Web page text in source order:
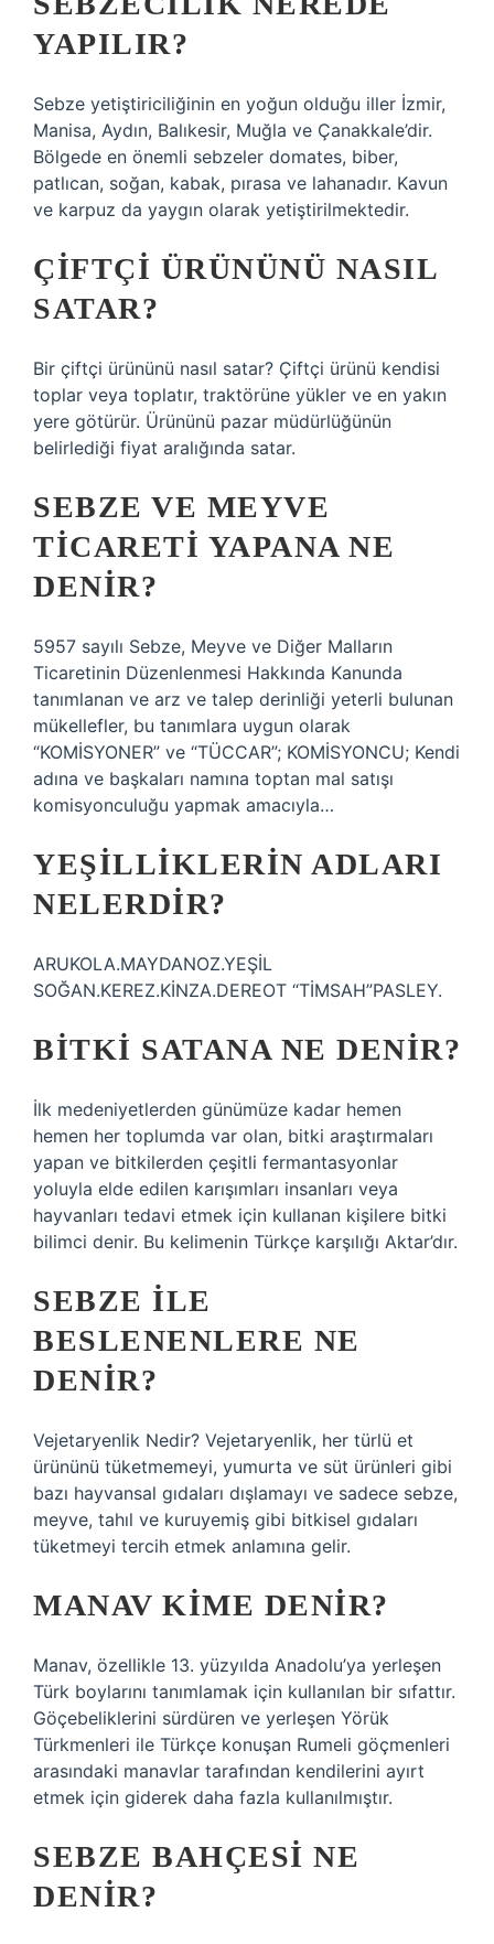
YAPILIR?
Sebze yetiştiriciliğinin en yoğun olduğu iller İzmir,
Manisa, Aydın, Balıkesir, Muğla ve Çanakkale’dir.
Bölgede en önemli sebzeler domates, biber,
patlıcan, soğan, kabak, pırasa ve lahanadır. Kavun
ve karpuz da yaygın olarak yetiştirilmektedir.
ÇIFTÇI ÜRÜNÜNÜ NASIL
SATAR?
Bir çiftçi ürününü nasıl satar? Çiftçi ürünü kendisi
toplar veya toplatır, traktörüne yükler ve en yakın
yere götürür. Ürününü pazar müdürlüğünün
belirlediği fiyat aralığında satar.
SEBZE VE MEYVE
TICARETI YAPANA NE
DENIR?
5957 sayılı Sebze, Meyve ve Diğer Malların
Ticaretinin Düzenlenmesi Hakkında Kanunda
tanımlanan ve arz ve talep derinliği yeterli bulunan
mükellefler, bu tanımlara uygun olarak
“KOMİSYONER” ve “TÜCCAR”; KOMİSYONCU; Kendi
adına ve başkaları namına toptan mal satışı
komisyonculuğu yapmak amacıyla…
YEŞILLIKLERIN ADLARI
NELERDIR?
ARUKOLA.MAYDANOZ.YEŞİL
SOĞAN.KEREZ.KİNZA.DEREOT “TİMSAH”PASLEY.
BITKI SATANA NE DENIR?
İlk medeniyetlerden günümüze kadar hemen
hemen her toplumda var olan, bitki araştırmaları
yapan ve bitkilerden çeşitli fermantasyonlar
yoluyla elde edilen karışımları insanları veya
hayvanları tedavi etmek için kullanan kişilere bitki
bilimci denir. Bu kelimenin Türkçe karşılığı Aktar’dır.
SEBZE ILE
BESLENENLERE NE
DENIR?
Vejetaryenlik Nedir? Vejetaryenlik, her türlü et
ürününü tüketmemeyi, yumurta ve süt ürünleri gibi
bazı hayvansal gıdaları dışlamayı ve sadece sebze,
meyve, tahıl ve kuruyemiş gibi bitkisel gıdaları
tüketmeyi tercih etmek anlamına gelir.
MANAV KIME DENIR?
Manav, özellikle 13. yüzyılda Anadolu’ya yerleşen
Türk boylarını tanımlamak için kullanılan bir sıfattır.
Göçebeliklerini sürdüren ve yerleşen Yörük
Türkmenleri ile Türkçe konuşan Rumeli göçmenleri
arasındaki manavlar tarafından kendilerini ayırt
etmek için giderek daha fazla kullanılmıştır.
SEBZE BAHÇESI NE
DENIR?